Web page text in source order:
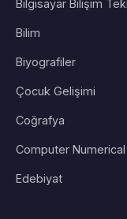
Bilgisayar Bilişim
Bilim
Biyografiler
Çocuk Gelişimi
Coğrafya
Computer
Edebiyat